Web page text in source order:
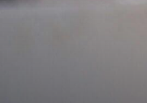
Skip